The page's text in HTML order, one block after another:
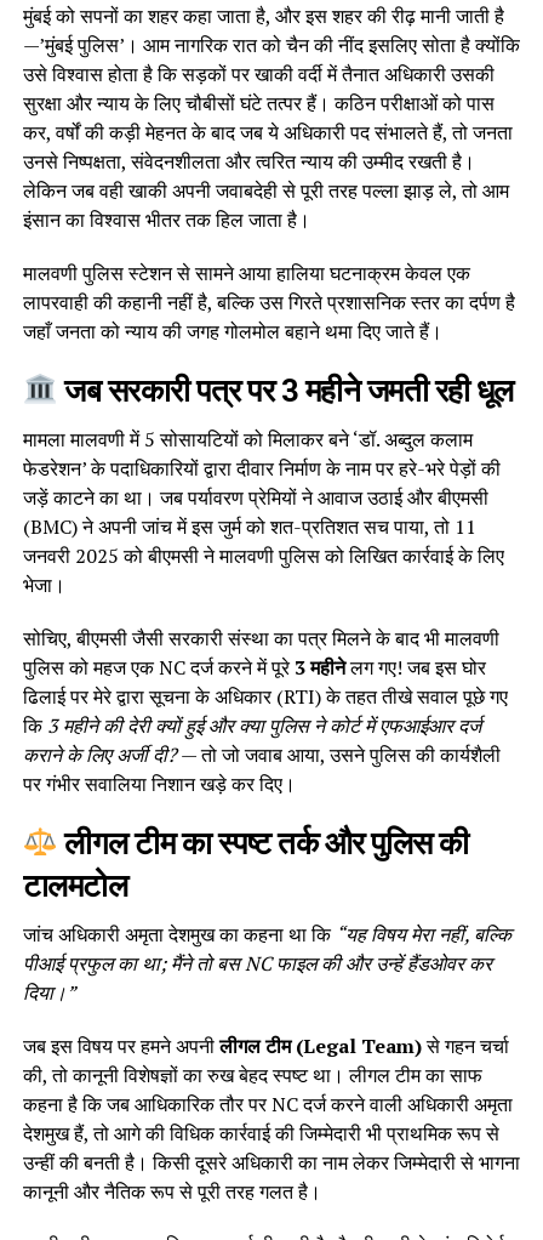
मुंबई को सपनों का शहर कहा जाता है, और इस शहर की रीढ़ मानी जाती है
—’मुंबई पुलिस’। आम नागरिक रात को चैन की नींद इसलिए सोता है क्योंकि
उसे विश्वास होता है कि सड़कों पर खाकी वर्दी में तैनात अधिकारी उसकी
सुरक्षा और न्याय के लिए चौबीसों घंटे तत्पर हैं। कठिन परीक्षाओं को पास
कर, वर्षों की कड़ी मेहनत के बाद जब ये अधिकारी पद संभालते हैं, तो जनता
उनसे निष्पक्षता, संवेदनशीलता और त्वरित न्याय की उम्मीद रखती है।
लेकिन जब वही खाकी अपनी जवाबदेही से पूरी तरह पल्ला झाड़ ले, तो आम
इंसान का विश्वास भीतर तक हिल जाता है।
मालवणी पुलिस स्टेशन से सामने आया हालिया घटनाक्रम केवल एक
लापरवाही की कहानी नहीं है, बल्कि उस गिरते प्रशासनिक स्तर का दर्पण है
जहाँ जनता को न्याय की जगह गोलमोल बहाने थमा दिए जाते हैं।
जब सरकारी पत्र पर 3 महीने जमती रही धूल
मामला मालवणी में 5 सोसायटियों को मिलाकर बने ‘डॉ. अब्दुल कलाम
फेडरेशन’ के पदाधिकारियों द्वारा दीवार निर्माण के नाम पर हरे-भरे पेड़ों की
जड़ें काटने का था। जब पर्यावरण प्रेमियों ने आवाज उठाई और बीएमसी
(BMC) ने अपनी जांच में इस जुर्म को शत-प्रतिशत सच पाया, तो 11
जनवरी 2025 को बीएमसी ने मालवणी पुलिस को लिखित कार्रवाई के लिए
भेजा।
सोचिए, बीएमसी जैसी सरकारी संस्था का पत्र मिलने के बाद भी मालवणी
पुलिस को महज एक NC दर्ज करने में पूरे3 महीनेलग गए! जब इस घोर
ढिलाई पर मेरे द्वारा सूचना के अधिकार (RTI) के तहत तीखे सवाल पूछे गए
कि3 महीने की देरी क्यों हुई और क्या पुलिस ने कोर्ट में एफआईआर दर्ज
कराने के लिए अर्जी दी?— तो जो जवाब आया, उसने पुलिस की कार्यशैली
पर गंभीर सवालिया निशान खड़े कर दिए।
लीगल टीम का स्पष्ट तर्क और पुलिस की
टालमटोल
जांच अधिकारी अमृता देशमुख का कहना था कि “यह विषय मेरा नहीं, बल्कि
पीआई प्रफुल का था; मैंने तो बस NC फाइल की और उन्हें हैंडओवर कर
दिया।”
जब इस विषय पर हमने अपनीलीगल टीम (Legal Team)से गहन चर्चा
की, तो कानूनी विशेषज्ञों का रुख बेहद स्पष्ट था। लीगल टीम का साफ
कहना है कि जब आधिकारिक तौर पर NC दर्ज करने वाली अधिकारी अमृता
देशमुख हैं, तो आगे की विधिक कार्रवाई की जिम्मेदारी भी प्राथमिक रूप से
उन्हीं की बनती है। किसी दूसरे अधिकारी का नाम लेकर जिम्मेदारी से भागना
कानूनी और नैतिक रूप से पूरी तरह गलत है।